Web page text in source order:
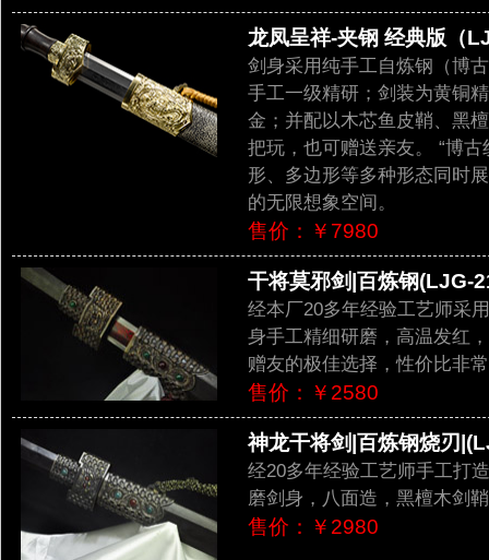
龙凤呈祥-夹钢 经典版（
剑身采用纯手工自炼钢（博
手工一级精研；剑装为黄铜
金；并配以木芯鱼皮鞘、黑
把玩，也可赠送亲友。 “博
形、多边形等多种形态同时
的无限想象空间。
售价：￥7980
干将莫邪剑|百炼钢(LJG-
经本厂20多年经验工艺师采
身手工精细研磨，高温发红
赠友的极佳选择，性价比非
售价：￥2580
神龙干将剑|百炼钢烧刃
经20多年经验工艺师手工打
磨剑身，八面造，黑檀木剑
售价：￥2980